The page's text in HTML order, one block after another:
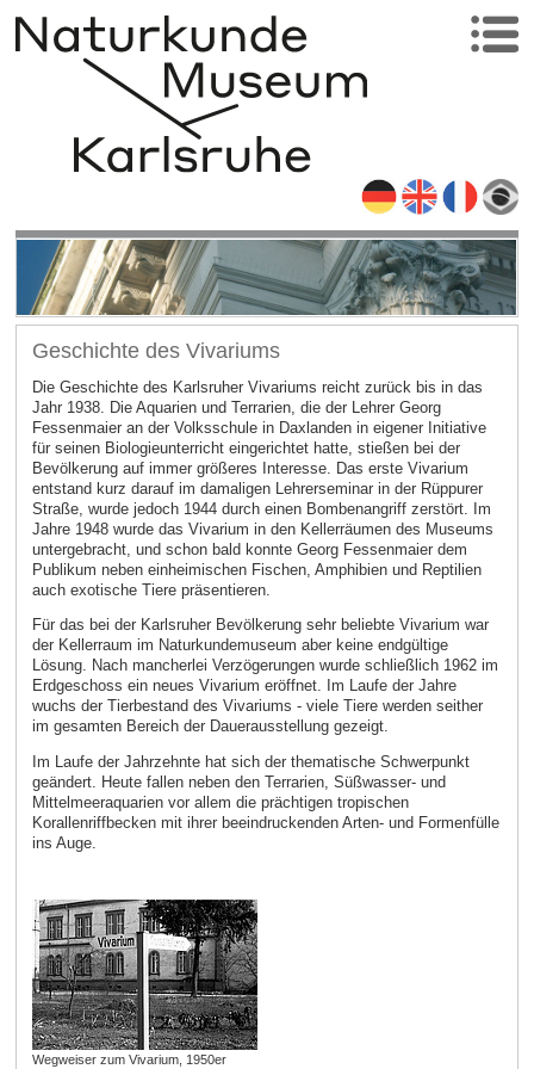
Geschichte des Vivariums
Die Geschichte des Karlsruher Vivariums reicht zurück bis in das
Jahr 1938. Die Aquarien und Terrarien, die der Lehrer Georg
Fessenmaier an der Volksschule in Daxlanden in eigener Initiative
für seinen Biologieunterricht eingerichtet hatte, stießen bei der
Bevölkerung auf immer größeres Interesse. Das erste Vivarium
entstand kurz darauf im damaligen Lehrerseminar in der Rüppurer
Straße, wurde jedoch 1944 durch einen Bombenangriff zerstört. Im
Jahre 1948 wurde das Vivarium in den Kellerräumen des Museums
untergebracht, und schon bald konnte Georg Fessenmaier dem
Publikum neben einheimischen Fischen, Amphibien und Reptilien
auch exotische Tiere präsentieren.
Für das bei der Karlsruher Bevölkerung sehr beliebte Vivarium war
der Kellerraum im Naturkundemuseum aber keine endgültige
Lösung. Nach mancherlei Verzögerungen wurde schließlich 1962 im
Erdgeschoss ein neues Vivarium eröffnet. Im Laufe der Jahre
wuchs der Tierbestand des Vivariums - viele Tiere werden seither
im gesamten Bereich der Dauerausstellung gezeigt.
Im Laufe der Jahrzehnte hat sich der thematische Schwerpunkt
geändert. Heute fallen neben den Terrarien, Süßwasser- und
Mittelmeeraquarien vor allem die prächtigen tropischen
Korallenriffbecken mit ihrer beeindruckenden Arten- und Formenfülle
ins Auge.
Wegweiser zum Vivarium, 1950er